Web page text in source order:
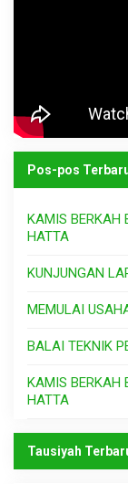
Pos-pos
KAMIS BERKAH
HATTA
KUNJUNGAN
MEMULAI
BALAI TEKNIK
KAMIS BERKAH
HATTA
Tausiyah